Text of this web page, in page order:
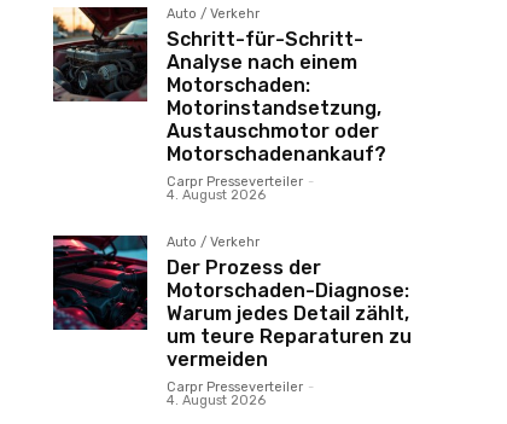
Auto / Verkehr
Schritt-für-Schritt-
Analyse nach einem
Motorschaden:
Motorinstandsetzung,
Austauschmotor oder
Motorschadenankauf?
Carpr Presseverteiler -
4. August 2026
Auto / Verkehr
Der Prozess der
Motorschaden-Diagnose:
Warum jedes Detail zählt,
um teure Reparaturen zu
vermeiden
Carpr Presseverteiler -
4. August 2026